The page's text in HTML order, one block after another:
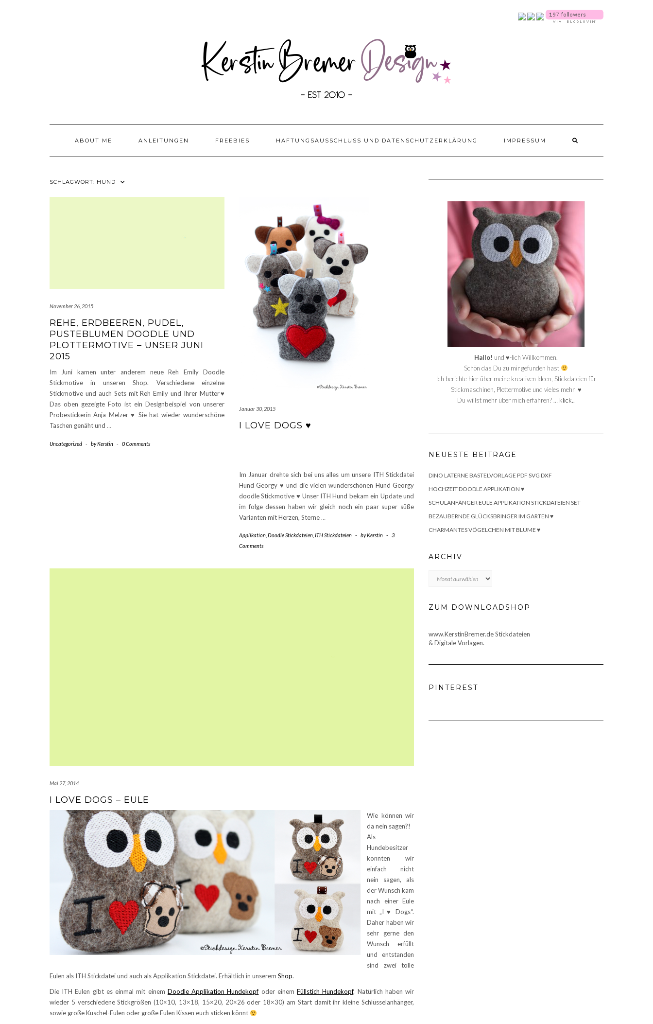
SOCIALMEDIA
ABOUT ME ANLEITUNGEN FREEBIES HAFTUNGSAUSSCHLUSS UND DATENSCHUTZERKLÄRUNG IMPRESSUM
SCHLAGWORT: HUND
November 26, 2015
REHE, ERDBEEREN, PUDEL,
PUSTEBLUMEN DOODLE UND
PLOTTERMOTIVE – UNSER JUNI
2015
Im Juni kamen unter anderem neue Reh Emily Doodle
Stickmotive in unseren Shop. Verschiedene einzelne
Stickmotive und auch Sets mit Reh Emily und Ihrer Mutter♥
Das oben gezeigte Foto ist ein Designbeispiel von unserer
Probestickerin Anja Melzer ♥ Sie hat wieder wunderschöne
Taschen genäht und …
Uncategorized - byKerstin - 0 Comments
Januar 30, 2015
I LOVE DOGS ♥
Im Januar drehte sich bei uns alles um unsere ITH Stickdatei
Hund Georgy ♥ und die vielen wunderschönen Hund Georgy
doodle Stickmotive ♥ Unser ITH Hund bekam ein Update und
im folge dessen haben wir gleich noch ein paar super süße
Varianten mit Herzen, Sterne …
Applikation Doodle Stickdateien ITH Stickdateien - byKerstin -
3
Comments
Mai 27, 2014
I LOVE DOGS – EULE
Wie können wir
da nein sagen?!
Als
Hundebesitzer
konnten wir
einfach nicht
nein sagen, als
der Wunsch kam
nach einer Eule
mit „I ♥ Dogs“.
Daher haben wir
sehr gerne den
Wunsch erfüllt
und entstanden
sind zwei tolle
Eulen als ITH Stickdatei und auch als Applikation Stickdatei. Erhältlich in unserem Shop.
Die ITH Eulen gibt es einmal mit einem Doodle Applikation Hundekopf oder einemFüllstich Hundekopf. Natürlich haben wir
wieder 5 verschiedene Stickgrößen (10×10, 13×18, 15×20, 20×26 oder 18×30) am Start damit ihr kleine Schlüsselanhänger,
sowie große Kuschel-Eulen oder große Eulen Kissen euch sticken könnt
Hallo! und ♥-lich Willkommen.
Schön das Du zu mir gefunden hast
Ich berichte hier über meine kreativen Ideen, Stickdateien für
Stickmaschinen, Plottermotive und vieles mehr ♥
Du willst mehr über mich erfahren? … klick..
NEUESTE BEITRÄGE
DINO LATERNE BASTELVORLAGE PDF SVG DXF
HOCHZEIT DOODLE APPLIKATION ♥
SCHULANFÄNGER EULE APPLIKATION STICKDATEIEN SET
BEZAUBERNDE GLÜCKSBRINGER IM GARTEN ♥
CHARMANTES VÖGELCHEN MIT BLUME ♥
ARCHIV
ZUM DOWNLOADSHOP
www.KerstinBremer.de Stickdateien
& Digitale Vorlagen.
PINTEREST